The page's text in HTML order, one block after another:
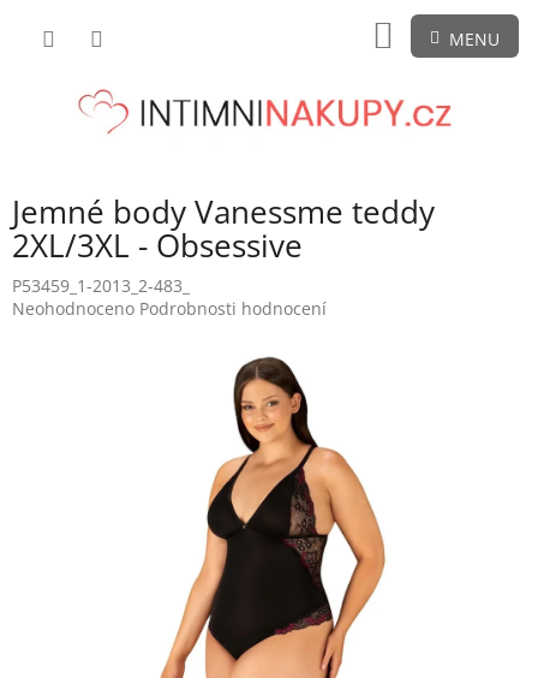
NÁKUPNÍ
KOŠÍK
Jemné body Vanessme teddy
2XL/3XL - Obsessive
P53459_1-2013_2-483_
Průměrné
Neohodnoceno Podrobnosti hodnocení